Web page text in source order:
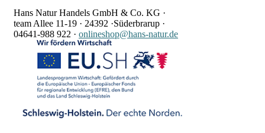
Hans Natur Handels GmbH & Co. KG ·
team Allee 11-19 · 24392 ·Süderbrarup ·
04641-988 922 · onlineshop@hans-natur.de